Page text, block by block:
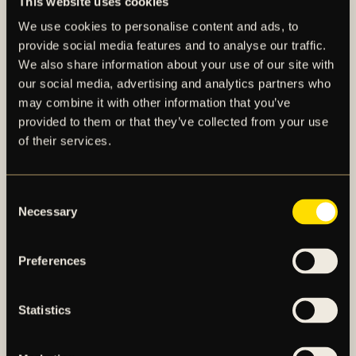
We use cookies to personalise content and ads, to
provide social media features and to analyse our traffic.
We also share information about your use of our site with
our social media, advertising and analytics partners who
may combine it with other information that you’ve
provided to them or that they’ve collected from your use
of their services.
Selection
Necessary
Preferences
Statistics
Ombud
Aktieägare som företräds genom ombud ska utfärda
skriftlig, undertecknad och daterad fullmakt för
ombudet. Om fullmakten utfärdats av juridisk person
ska bestyrkt kopia av registreringsbevis eller
motsvarande behörighetshandling för den juridiska
personen bifogas. Fullmakten i original samt
Fotboll AB, Box 3090, 169 03 Solna.
webbplats,